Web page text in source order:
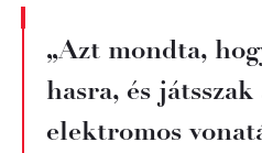
„Azt mondta,
hasra, és
elektromos